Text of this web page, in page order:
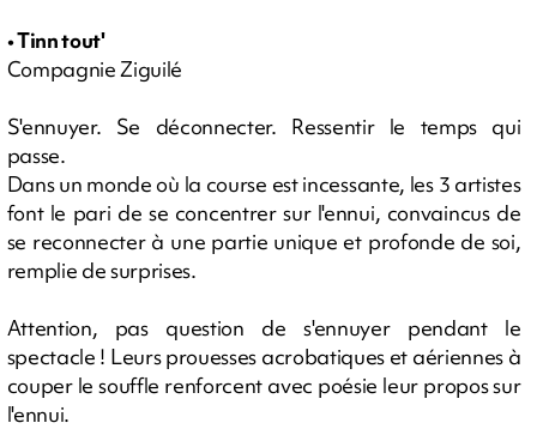
• Tinn tout'
Compagnie Ziguilé
S'ennuyer. Se déconnecter. Ressentir le temps qui
passe.
Dans un monde où la course est incessante, les 3 artistes
font le pari de se concentrer sur l'ennui, convaincus de
se reconnecter à une partie unique et profonde de soi,
remplie de surprises.
Attention, pas question de s'ennuyer pendant le
spectacle ! Leurs prouesses acrobatiques et aériennes à
couper le souffle renforcent avec poésie leur propos sur
l'ennui.